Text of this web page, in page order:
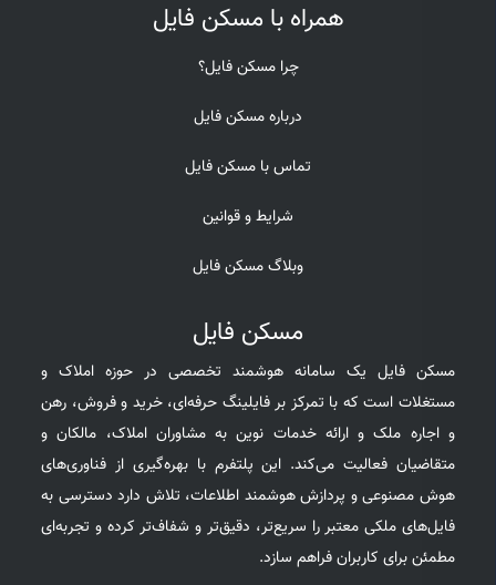
همراه با مسکن فایل
چرا مسکن فایل؟
درباره مسکن فایل
تماس با مسکن فایل
شرایط و قوانین
وبلاگ مسکن فایل
مسکن فایل
مسکن فایل یک سامانه هوشمند تخصصی در حوزه املاک و
مستغلات است که با تمرکز بر فایلینگ حرفه‌ای، خرید و فروش، رهن
و اجاره ملک و ارائه خدمات نوین به مشاوران املاک، مالکان و
متقاضیان فعالیت می‌کند. این پلتفرم با بهره‌گیری از فناوری‌های
هوش مصنوعی و پردازش هوشمند اطلاعات، تلاش دارد دسترسی به
فایل‌های ملکی معتبر را سریع‌تر، دقیق‌تر و شفاف‌تر کرده و تجربه‌ای
مطمئن برای کاربران فراهم سازد.